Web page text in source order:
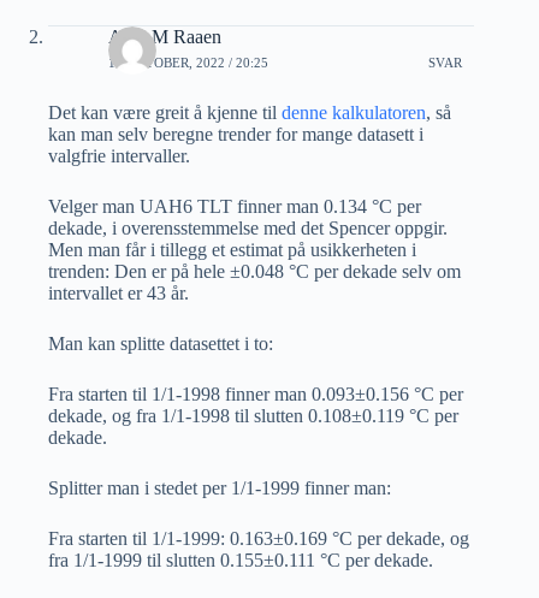
Arne M Raaen
11 OKTOBER, 2022 / 20:25 SVAR
Det kan være greit å kjenne til denne kalkulatoren, så
kan man selv beregne trender for mange datasett i
valgfrie intervaller.
Velger man UAH6 TLT finner man 0.134 °C per
dekade, i overensstemmelse med det Spencer oppgir.
Men man får i tillegg et estimat på usikkerheten i
trenden: Den er på hele ±0.048 °C per dekade selv om
intervallet er 43 år.
Man kan splitte datasettet i to:
Fra starten til 1/1-1998 finner man 0.093±0.156 °C per
dekade, og fra 1/1-1998 til slutten 0.108±0.119 °C per
dekade.
Splitter man i stedet per 1/1-1999 finner man:
Fra starten til 1/1-1999: 0.163±0.169 °C per dekade, og
fra 1/1-1999 til slutten 0.155±0.111 °C per dekade.